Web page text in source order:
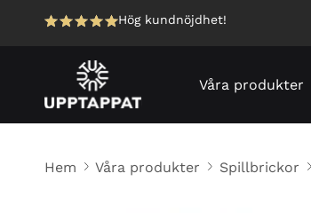
Hög kundnöjdhet!
Våra produkter
Hem Våra produkter Spillbrickor